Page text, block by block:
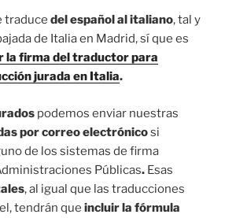
traduce del español al italiano, tal y
de Italia en Madrid, sí que es
la firma del traductor para
jurada en Italia.
podemos enviar nuestras
por correo electrónicosi
de los sistemas de firma
Públicas. Esas
, al igual que las traducciones
tendrán que incluir la fórmula